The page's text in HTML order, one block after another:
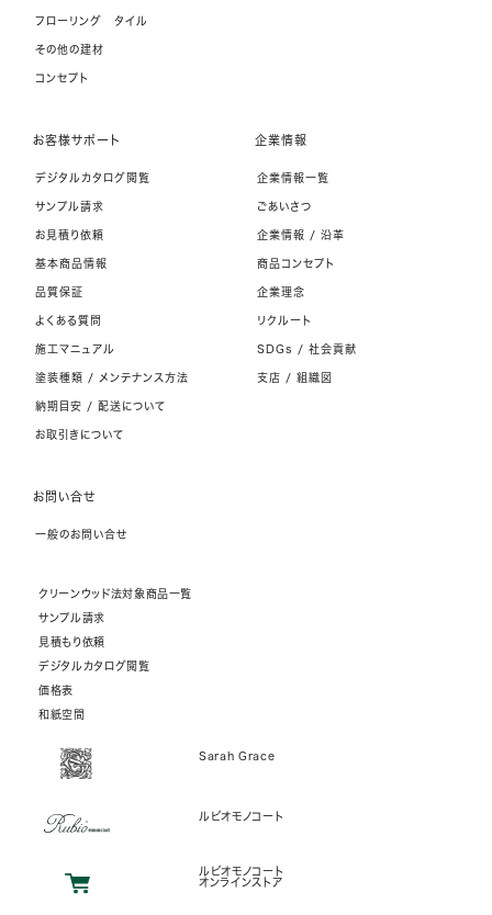
フローリング タイル
その他の建材
コンセプト
お客様サポート
デジタルカタログ閲覧
サンプル請求
お見積り依頼
基本商品情報
品質保証
よくある質問
施工マニュアル
塗装種類 / メンテナンス方法
納期目安 / 配送について
お取引きについて
企業情報
企業情報一覧
ごあいさつ
企業情報 / 沿革
商品コンセプト
企業理念
リクルート
SDGs / 社会貢献
支店 / 組織図
お問い合せ
一般のお問い合せ
クリーンウッド法対象商品一覧
サンプル請求
見積もり依頼
デジタルカタログ閲覧
価格表
和紙空間
Sarah Grace
ルビオモノコート
ルビオモノコート
オンラインストア